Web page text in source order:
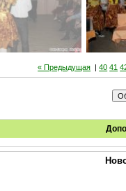
« Предыдущая |40 41